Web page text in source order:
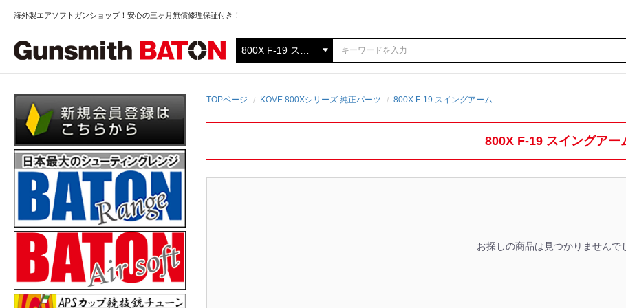
海外製エアソフトガンショップ！安心の三ヶ月無償修理保証付き！
TOPページ KOVE 800Xシリーズ 純正パーツ 800X F-19 スイングアーム
800X F-19 スイングアー
お探しの商品は見つかりませんで